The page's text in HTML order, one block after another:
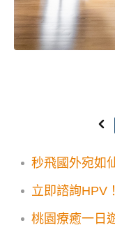
秒飛國外宛如
立即諮詢HPV
桃園療癒一日